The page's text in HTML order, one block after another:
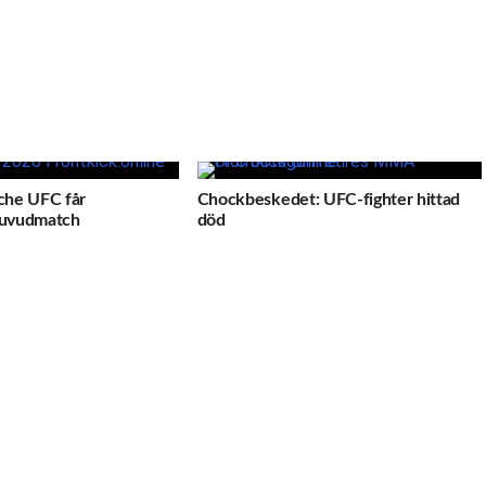
UFC får
Chockbeskedet: UFC-fighter hittad
död